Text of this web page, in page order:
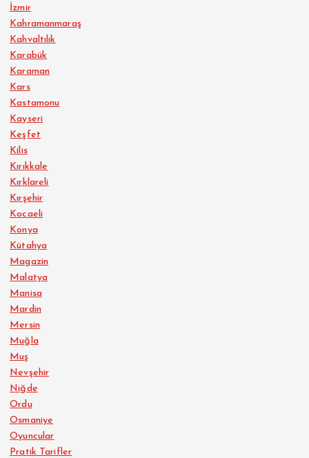
İzmir
Kahramanmaraş
Kahvaltılık
Karabük
Karaman
Kars
Kastamonu
Kayseri
Keşfet
Kilis
Kırıkkale
Kırklareli
Kırşehir
Kocaeli
Konya
Kütahya
Magazin
Malatya
Manisa
Mardin
Mersin
Muğla
Muş
Nevşehir
Niğde
Ordu
Osmaniye
Oyuncular
Pratik Tarifler